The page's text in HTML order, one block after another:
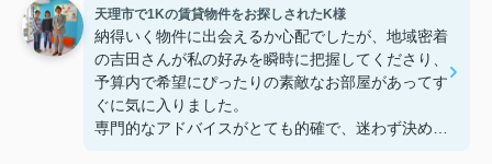
り、感謝しています。安達さん、ありがとうござい
ました！
天理市で1Kの賃貸物件をお探しされたK様
納得いく物件に出会えるか心配でしたが、地域密着
の吉田さんが私の好みを瞬時に把握してくださり、
予算内で希望にぴったりの素敵なお部屋があってす
ぐに気に入りました。
専門的なアドバイスがとても的確で、迷わず決める